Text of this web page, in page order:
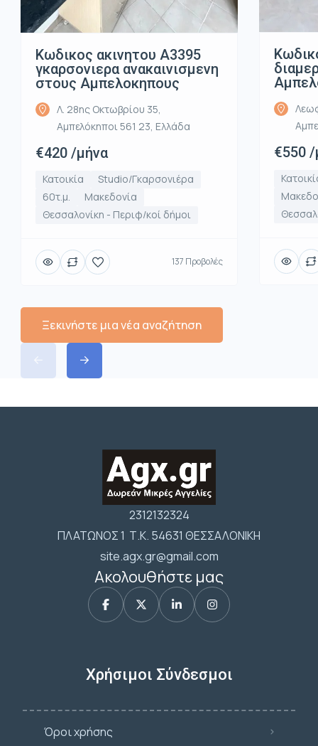
Κωδικος ακινητου Α3395
γκαρσονιερα ανακαινισμενη
στους Αμπελοκηπους
Λ. 28ης Οκτωβρίου 35,
Αμπελόκηποι 561 23, Ελλάδα
€420 /μήνα
Κατοικία
Studio/Γκαρσονιέρα
60τ.μ.
Μακεδονία
Θεσσαλονίκη - Περιφ/κοί δήμοι
137 Προβολές
€550
Ξεκινήστε μια νέα αναζήτηση
2312132324
ΠΛΑΤΩΝΟΣ 1 Τ.Κ. 54631 ΘΕΣΣΑΛΟΝΙΚΗ
site.agx.gr@gmail.com
Ακολουθήστε μας
Χρήσιμοι Σύνδεσμοι
Όροι χρήσης